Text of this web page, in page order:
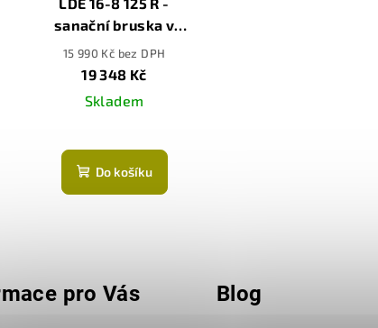
sanační bruska v
kufru a 2x brusný
kotouč na beton
15 990 Kč bez DPH
19 348 Kč
Skladem
Do košíku
pro Vás Blog